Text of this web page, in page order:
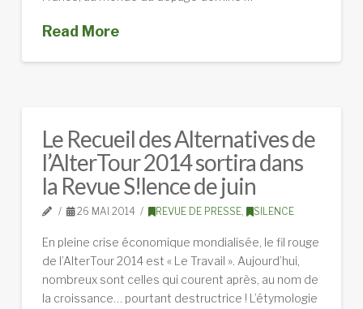
Read More
Le Recueil des Alternatives de
l’AlterTour 2014 sortira dans
la Revue S!lence de juin
26 MAI 2014 REVUE DE PRESSE, SILENCE
En pleine crise économique mondialisée, le fil rouge
de l’AlterTour 2014 est « Le Travail ». Aujourd’hui,
nombreux sont celles qui courent après, au nom de
la croissance… pourtant destructrice ! L’étymologie